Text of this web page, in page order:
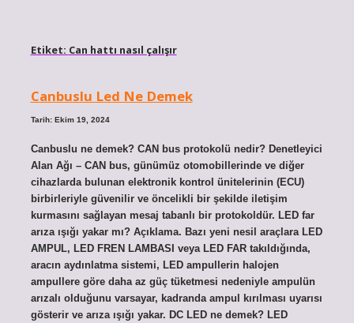
Etiket: Can hattı nasıl çalışır
Canbuslu Led Ne Demek
Tarih: Ekim 19, 2024
Canbuslu ne demek? CAN bus protokolü nedir? Denetleyici
Alan Ağı – CAN bus, günümüz otomobillerinde ve diğer
cihazlarda bulunan elektronik kontrol ünitelerinin (ECU)
birbirleriyle güvenilir ve öncelikli bir şekilde iletişim
kurmasını sağlayan mesaj tabanlı bir protokoldür. LED far
arıza ışığı yakar mı? Açıklama. Bazı yeni nesil araçlara LED
AMPUL, LED FREN LAMBASI veya LED FAR takıldığında,
aracın aydınlatma sistemi, LED ampullerin halojen
ampullere göre daha az güç tüketmesi nedeniyle ampulün
arızalı olduğunu varsayar, kadranda ampul kırılması uyarısı
gösterir ve arıza ışığı yakar. DC LED ne demek? LED